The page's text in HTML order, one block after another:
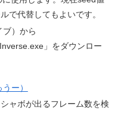
で代替してもよいです。
ブ）から
」をダウンロー
ー）
ャボが出るフレーム数を検